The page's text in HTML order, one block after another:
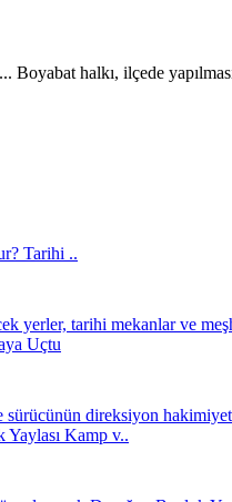
halkı, ilçede
Tarihi ..
yerler, tarihi mekanlar ve
Uçtu
sürücünün direksiyon
Kamp v..